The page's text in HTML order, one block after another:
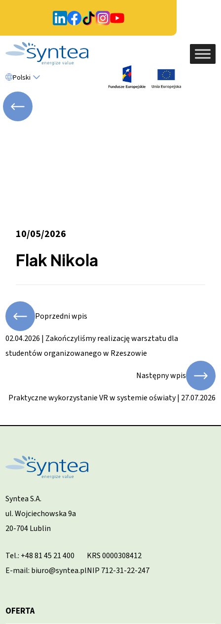
Polski
10/05/2026
Flak Nikola
Poprzedni wpis
02.04.2026 | Zakończyliśmy realizację warsztatu dla
studentów organizowanego w Rzeszowie
Następny wpis
Praktyczne wykorzystanie VR w systemie oświaty | 27.07.2026
Syntea S.A.
ul. Wojciechowska 9a
20-704 Lublin
Tel.: +48 81 45 21 400
E-mail: biuro@syntea.pl
KRS 0000308412
NIP 712-31-22-247
OFERTA